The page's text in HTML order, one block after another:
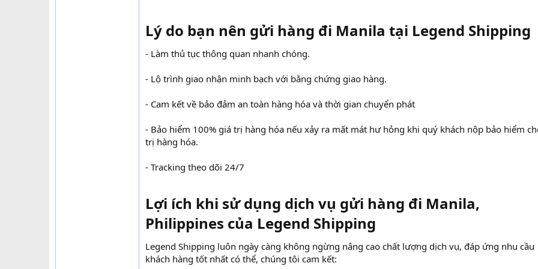
Lý do bạn nên gửi hàng đi Manila tại Legend Shipping​
- Làm thủ tục thông quan nhanh chóng.
- Lộ trình giao nhận minh bạch với bằng chứng giao hàng.
- Cam kết về bảo đảm an toàn hàng hóa và thời gian chuyển phát
- Bảo hiểm 100% giá trị hàng hóa nếu xảy ra mất mát hư hỏng khi quý khách nộp bảo hiểm
trị hàng hóa.
- Tracking theo dõi 24/7
Lợi ích khi sử dụng dịch vụ gửi hàng đi Manila,
Philippines của Legend Shipping​
Legend Shipping luôn ngày càng không ngừng nâng cao chất lượng dịch vụ, đáp ứng nhu cầu
khách hàng tốt nhất có thể, chúng tôi cam kết: